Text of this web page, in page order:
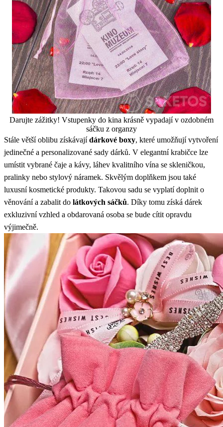
Darujte zážitky! Vstupenky do kina krásně vypadají v ozdobném
sáčku z organzy
Stále větší oblibu získávajídárkové boxy, které umožňují vytvoření
jedinečné a personalizované sady dárků. V elegantní krabičce lze
umístit vybrané čaje a kávy, láhev kvalitního vína se skleničkou,
pralinky nebo stylový náramek. Skvělým doplňkem jsou také
luxusní kosmetické produkty. Takovou sadu se vyplatí doplnit o
věnování a zabalit do látkových sáčků. Díky tomu získá dárek
exkluzivní vzhled a obdarovaná osoba se bude cítit opravdu
výjimečně.